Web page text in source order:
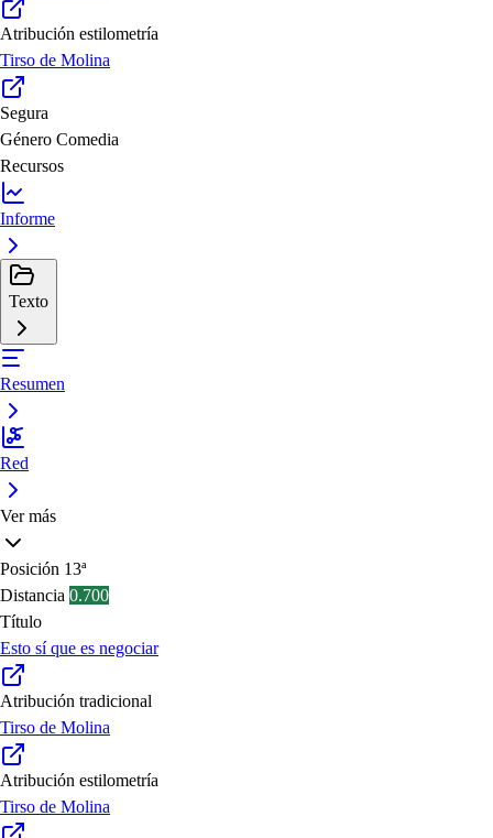
Atribución estilometría
Tirso de Molina
Segura
Género Comedia
Recursos
Informe
Texto
Resumen
Red
Ver más
Posición 13ª
Distancia 0.700
Título
Esto sí que es negociar
Atribución tradicional
Tirso de Molina
Atribución estilometría
Tirso de Molina